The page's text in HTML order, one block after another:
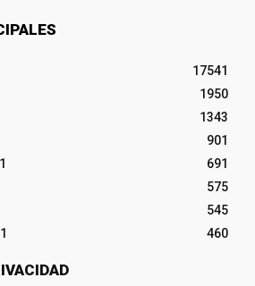
17541
1950
1343
901
691
575
545
460